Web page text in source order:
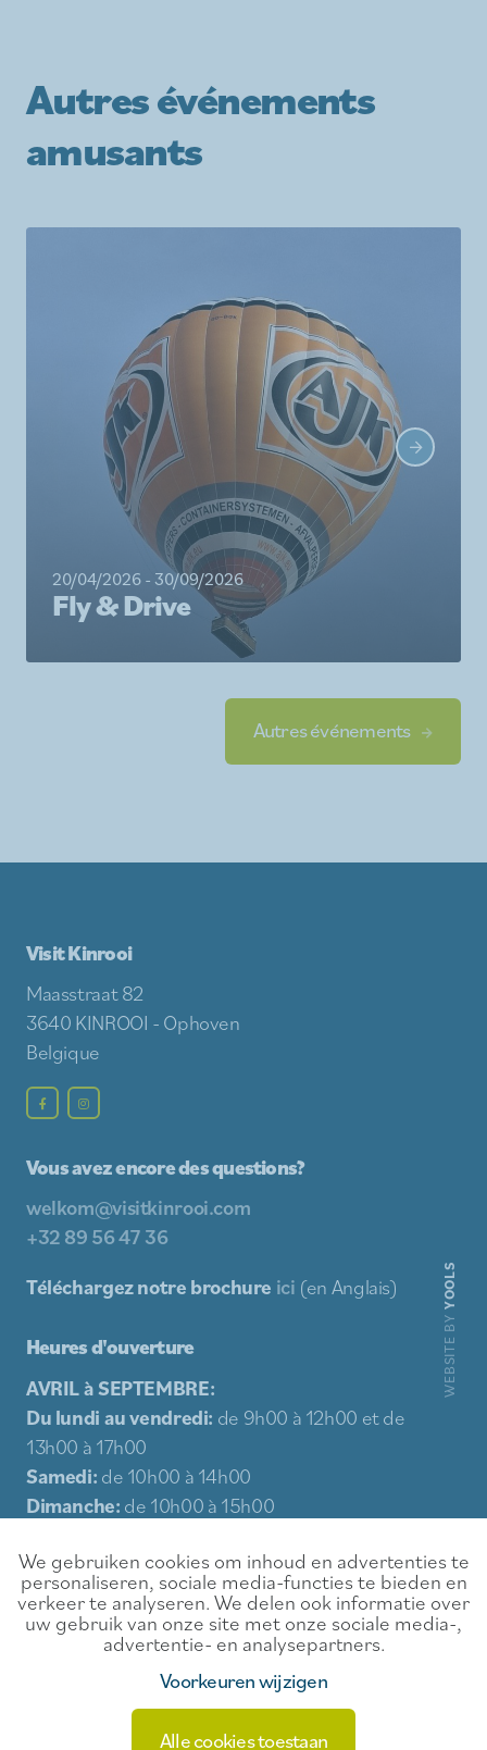
Autres événements
amusants
20/04/2026 - 30/09/2026
Fly & Drive
Autres événements
Visit Kinrooi
Maasstraat 82
3640 KINROOI - Ophoven
Belgique
Vous avez encore des questions?
welkom@visitkinrooi.com
+32 89 56 47 36
Téléchargez notre brochure ici (en Anglais)
Heures d'ouverture
AVRIL à SEPTEMBRE:
Du lundi au vendredi: de 9h00 à 12h00 et de
13h00 à 17h00
Samedi: de 10h00 à 14h00
Dimanche: de 10h00 à 15h00
Sitemap
Expérience
Nourriture et boisson
Contact
Conditions de location
Vie privée
WEBSITE BY
YOOLS
We gebruiken cookies om inhoud en advertenties te
personaliseren, sociale media-functies te bieden en
verkeer te analyseren. We delen ook informatie over
uw gebruik van onze site met onze sociale media-,
advertentie- en analysepartners.
Voorkeuren wijzigen
Alle cookies toestaan